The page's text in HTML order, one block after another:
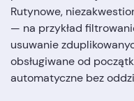
Rutynowe,
— na przykład
usuwanie
obsługiwane od
automatyczne bez